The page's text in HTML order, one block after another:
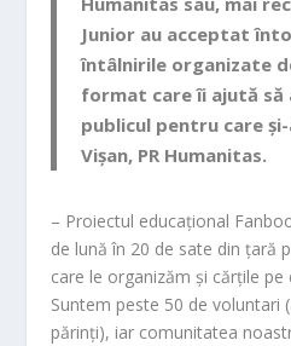
Junior au acceptat
întâlnirile organizate
format care îi ajută să
publicul pentru care
Vișan, PR Humanitas.
– Proiectul educațional
de lună în 20 de sate din țară
care le organizăm și cărțile pe
Suntem peste 50 de voluntari
părinți), iar comunitatea